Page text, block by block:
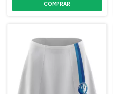
COMPRAR